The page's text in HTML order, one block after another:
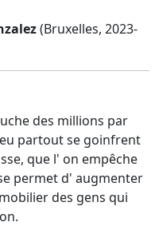
(Bruxelles, 2023-
des millions par
partout se goinfrent
que l' on empêche
permet d' augmenter
des gens qui